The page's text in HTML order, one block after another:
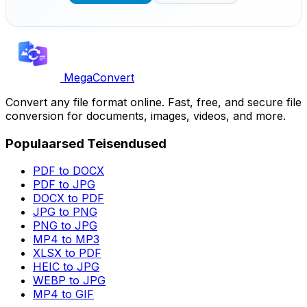
MegaConvert
Convert any file format online. Fast, free, and secure file
conversion for documents, images, videos, and more.
Populaarsed Teisendused
PDF to DOCX
PDF to JPG
DOCX to PDF
JPG to PNG
PNG to JPG
MP4 to MP3
XLSX to PDF
HEIC to JPG
WEBP to JPG
MP4 to GIF